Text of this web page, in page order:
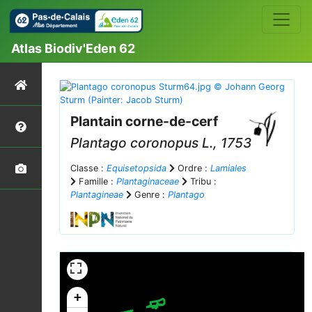
Atlas Biodiv'Eden 62
Plantain corne-de-cerf
Plantago coronopus L., 1753
Classe : Equisetopsida Ordre : Lamiales
Famille : Plantaginaceae
Tribu :
Plantagineae
Genre : Plantago
+